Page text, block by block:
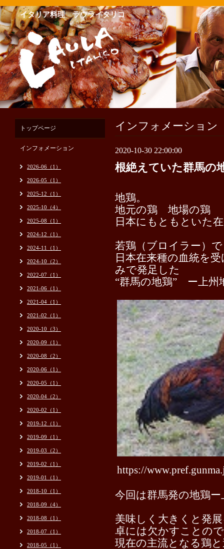
イタリア料理 ラウライタリコ
インフォメーション
2020-10-30 22:00:00
根絶えていた群馬の
地鶏。
地元の鶏 地場の鶏
日本にもともといた
若鶏（ブロイラー）
日本在来種の血統を
みで発足した
“群馬の地鶏” ー上州
https://
今回は群馬発の地鶏
美味しく大きくと発
卓には欠かすことの
現在の主流となる鶏
トップページ
インフォメーション
2026-06（1）
2026-05（1）
2025-12（1）
2025-10（4）
2025-08（1）
2024-12（1）
2024-11（1）
2024-10（2）
2022-07（1）
2021-06（1）
2021-04（1）
2021-02（1）
2020-10（3）
2020-09（1）
2020-08（2）
2020-06（1）
2020-05（1）
2020-04（2）
2020-02（1）
2019-12（1）
2019-09（1）
2019-03（2）
2019-02（1）
2019-01（1）
2018-10（1）
2018-09（4）
2018-08（1）
2018-07（1）
2018-05（1）